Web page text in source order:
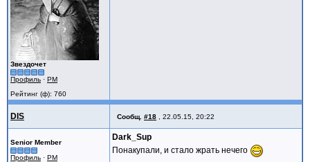
Звездочет
Профиль · PM
Рейтинг (ф): 760
DIS Сообщ. #18 22.05.15, 20:22
Senior Member
Профиль · PM
Dark_Sup
Понакупали, и стало жрать нечего